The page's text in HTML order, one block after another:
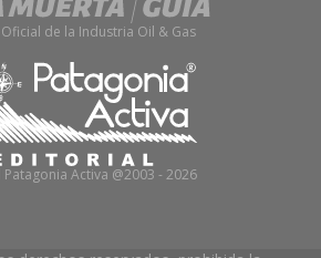
Oficial de la Industria Oil & Gas
Activa @2003 - 2026